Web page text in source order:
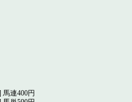
連400円